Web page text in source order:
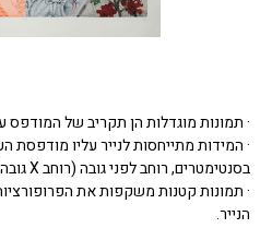
· תמונות מוגדלות הן תקריב של המודפס
· המידות מתייחסות לנייר עליו מודפסת
בסנטימטרים, רוחב לפני גובה (רוחב X גובה).
· תמונות קטנות משקפות את
הנייר.